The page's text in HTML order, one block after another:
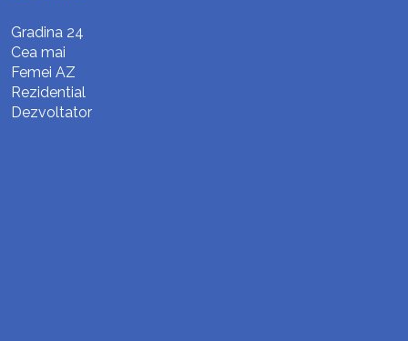
Gradina 24
Cea mai
Femei AZ
Rezidential
Dezvoltator